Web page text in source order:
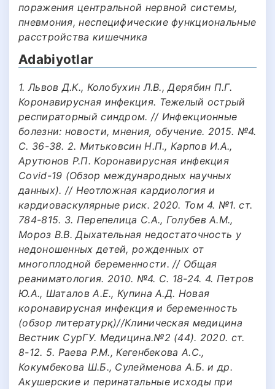
поражения центральной нервной системы,
пневмония, неспецифические функциональные
расстройства кишечника
Adabiyotlar
1. Львов Д.К., Колобухин Л.В., Дерябин П.Г.
Коронавирусная инфекция. Тежелый острый
респираторный синдром. // Инфекционные
болезни: новости, мнения, обучение. 2015. №4.
С. 36-38. 2. Митьковсин Н.П., Карпов И.А.,
Арутюнов Р.П. Коронавирусная инфекция
Covid-19 (Обзор международных научных
данных). // Неотложная кардиология и
кардиоваскулярные риск. 2020. Том 4. №1. ст.
784-815. 3. Перепелица С.А., Голубев А.М.,
Мороз В.В. Дыхательная недостаточность у
недоношенных детей, рожденных от
многоплодной беременности. // Общая
реаниматология. 2010. №4. С. 18-24. 4. Петров
Ю.А., Шаталов А.Е., Купина А.Д. Новая
коронавирусная инфекция и беременность
(обзор литературқ)//Клиническая медицина
Вестник СурГУ. Медицина.№2 (44). 2020. ст.
8-12. 5. Раева Р.М., Кегенбекова А.С.,
Кокумбекова Ш.Б., Сулейменова А.Б. и др.
Акушерские и перинатальные исходы при